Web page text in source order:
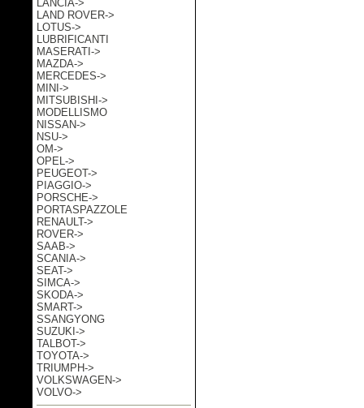
LANCIA->
LAND ROVER->
LOTUS->
LUBRIFICANTI
MASERATI->
MAZDA->
MERCEDES->
MINI->
MITSUBISHI->
MODELLISMO
NISSAN->
NSU->
OM->
OPEL->
PEUGEOT->
PIAGGIO->
PORSCHE->
PORTASPAZZOLE
RENAULT->
ROVER->
SAAB->
SCANIA->
SEAT->
SIMCA->
SKODA->
SMART->
SSANGYONG
SUZUKI->
TALBOT->
TOYOTA->
TRIUMPH->
VOLKSWAGEN->
VOLVO->